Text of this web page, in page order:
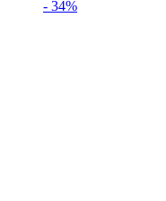
- 34%